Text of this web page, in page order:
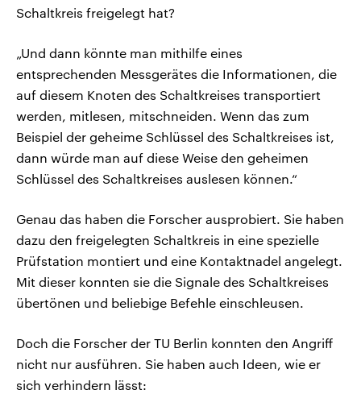
Schaltkreis freigelegt hat?
„Und dann könnte man mithilfe eines
entsprechenden Messgerätes die Informationen, die
auf diesem Knoten des Schaltkreises transportiert
werden, mitlesen, mitschneiden. Wenn das zum
Beispiel der geheime Schlüssel des Schaltkreises ist,
dann würde man auf diese Weise den geheimen
Schlüssel des Schaltkreises auslesen können.“
Genau das haben die Forscher ausprobiert. Sie haben
dazu den freigelegten Schaltkreis in eine spezielle
Prüfstation montiert und eine Kontaktnadel angelegt.
Mit dieser konnten sie die Signale des Schaltkreises
übertönen und beliebige Befehle einschleusen.
Doch die Forscher der TU Berlin konnten den Angriff
nicht nur ausführen. Sie haben auch Ideen, wie er
sich verhindern lässt: